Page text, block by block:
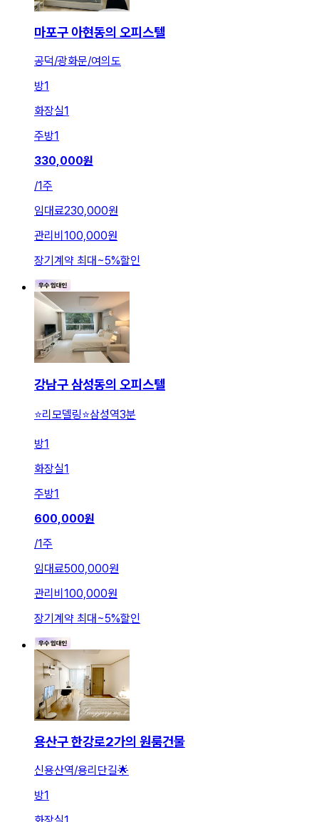
마포구 아현동의 오피스텔
공덕/광화문/여의도
방1
화장실1
주방1
330,000원
/1주
임대료230,000원
관리비 100,000원
장기계약 최대~5%할인
강남구 삼성동의 오피스텔
⭐️리모델링⭐️삼성역3분
방1
화장실1
주방1
600,000원
/1주
임대료500,000원
관리비 100,000원
장기계약 최대~5%할인
용산구 한강로2가의 원룸건물
신용산역/용리단길🌟
방1